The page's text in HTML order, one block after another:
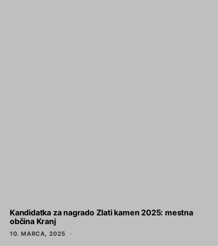
Kandidatka za nagrado Zlati kamen 2025: mestna
občina Kranj
10. MARCA, 2025